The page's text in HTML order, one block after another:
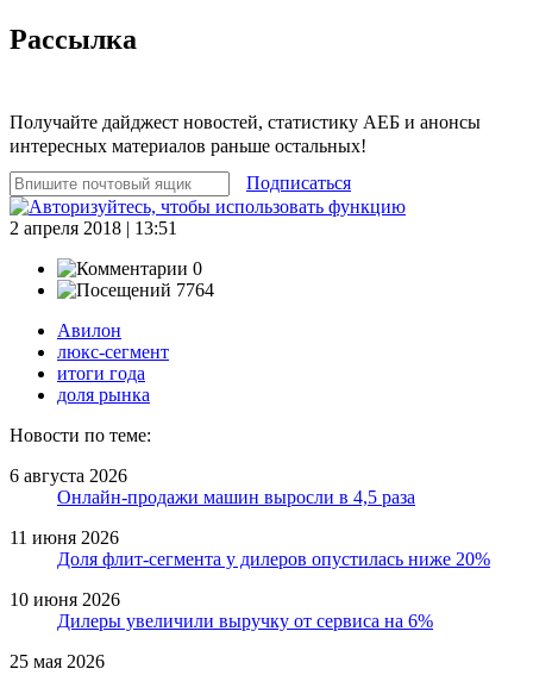
Рассылка
Получайте дайджест новостей, статистику АЕБ и анонсы
интересных материалов раньше остальных!
Подписаться
2 апреля 2018 | 13:51
0
7764
Авилон
люкс-сегмент
итоги года
доля рынка
Новости по теме:
6 августа 2026
Онлайн-продажи машин выросли в 4,5 раза
11 июня 2026
Доля флит-сегмента у дилеров опустилась ниже 20%
10 июня 2026
Дилеры увеличили выручку от сервиса на 6%
25 мая 2026